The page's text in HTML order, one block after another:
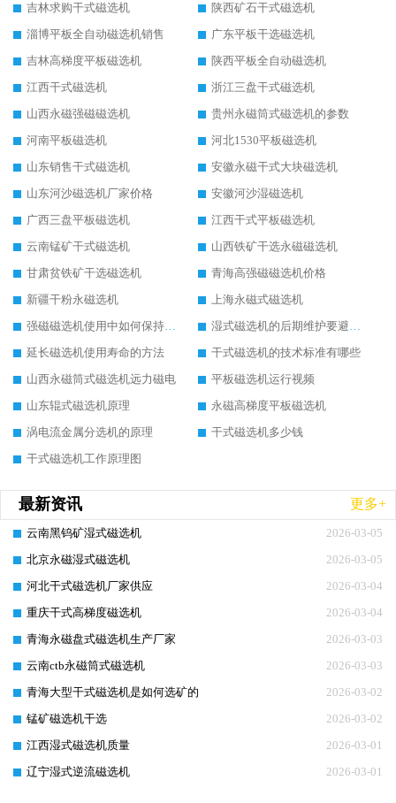
吉林求购干式磁选机
陕西矿石干式磁选机
淄博平板全自动磁选机销售
广东平板干选磁选机
吉林高梯度平板磁选机
陕西平板全自动磁选机
江西干式磁选机
浙江三盘干式磁选机
山西永磁强磁磁选机
贵州永磁筒式磁选机的参数
河南平板磁选机
河北1530平板磁选机
山东销售干式磁选机
安徽永磁干式大块磁选机
山东河沙磁选机厂家价格
安徽河沙湿磁选机
广西三盘平板磁选机
江西干式平板磁选机
云南锰矿干式磁选机
山西铁矿干选永磁磁选机
甘肃贫铁矿干选磁选机
青海高强磁磁选机价格
新疆干粉永磁选机
上海永磁式磁选机
强磁磁选机使用中如何保持其顺畅运行
湿式磁选机的后期维护要避开哪些坑
延长磁选机使用寿命的方法
干式磁选机的技术标准有哪些
山西永磁筒式磁选机远力磁电
平板磁选机运行视频
山东辊式磁选机原理
永磁高梯度平板磁选机
涡电流金属分选机的原理
干式磁选机多少钱
干式磁选机工作原理图
最新资讯 更多+
2026-03-05
云南黑钨矿湿式磁选机
2026-03-05
北京永磁湿式磁选机
2026-03-04
河北干式磁选机厂家供应
2026-03-04
重庆干式高梯度磁选机
2026-03-03
青海永磁盘式磁选机生产厂家
2026-03-03
云南ctb永磁筒式磁选机
2026-03-02
青海大型干式磁选机是如何选矿的
2026-03-02
锰矿磁选机干选
2026-03-01
江西湿式磁选机质量
2026-03-01
辽宁湿式逆流磁选机